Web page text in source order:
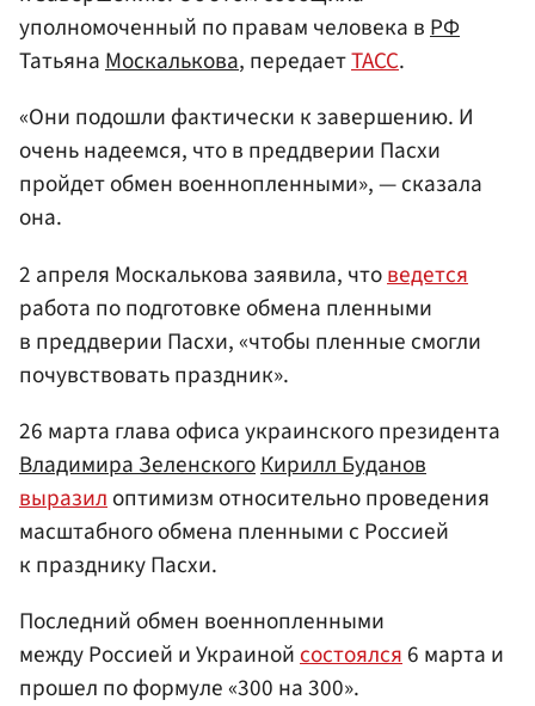
уполномоченный по правам человека вРФ
ТатьянаМоскалькова, передаетТАСС.
«Они подошли фактически к завершению. И
очень надеемся, что в преддверии Пасхи
пройдет обмен военнопленными», — сказала
она.
2 апреля Москалькова заявила, чтоведется
работа по подготовке обмена пленными
в преддверии Пасхи, «чтобы пленные смогли
почувствовать праздник».
26 марта глава офиса украинского президента
Владимира ЗеленскогоКирилл Буданов
выразилоптимизм относительно проведения
масштабного обмена пленными с Россией
к празднику Пасхи.
Последний обмен военнопленными
между Россией и Украинойсостоялся6 марта и
прошел по формуле «300 на 300».